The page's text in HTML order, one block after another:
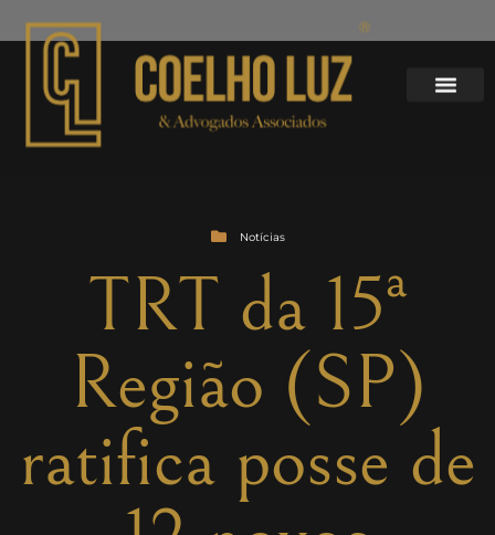
Notícias
TRT da 15ª
Região (SP)
ratifica posse de